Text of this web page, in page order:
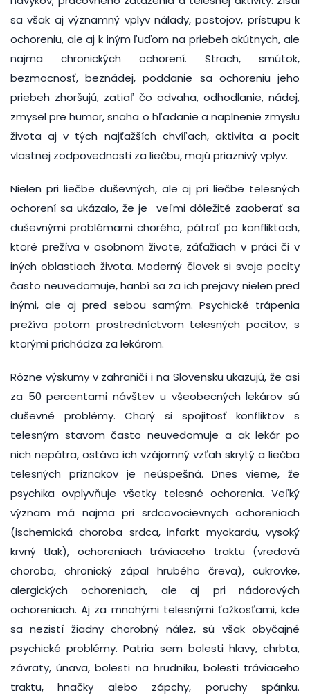
sa však aj významný vplyv nálady, postojov, prístupu k
ochoreniu, ale aj k iným ľuďom na priebeh akútnych, ale
najmä chronických ochorení. Strach, smútok,
bezmocnosť, beznádej, poddanie sa ochoreniu jeho
priebeh zhoršujú, zatiaľ čo odvaha, odhodlanie, nádej,
zmysel pre humor, snaha o hľadanie a naplnenie zmyslu
života aj v tých najťažších chvíľach, aktivita a pocit
vlastnej zodpovednosti za liečbu, majú priaznivý vplyv.
Nielen pri liečbe duševných, ale aj pri liečbe telesných
ochorení sa ukázalo, že je veľmi dôležité zaoberať sa
duševnými problémami chorého, pátrať po konfliktoch,
ktoré prežíva v osobnom živote, záťažiach v práci či v
iných oblastiach života. Moderný človek si svoje pocity
často neuvedomuje, hanbí sa za ich prejavy nielen pred
inými, ale aj pred sebou samým. Psychické trápenia
prežíva potom prostredníctvom telesných pocitov, s
ktorými prichádza za lekárom.
Rôzne výskumy v zahraničí i na Slovensku ukazujú, že asi
za 50 percentami návštev u všeobecných lekárov sú
duševné problémy. Chorý si spojitosť konfliktov s
telesným stavom často neuvedomuje a ak lekár po
nich nepátra, ostáva ich vzájomný vzťah skrytý a liečba
telesných príznakov je neúspešná. Dnes vieme, že
psychika ovplyvňuje všetky telesné ochorenia. Veľký
význam má najmä pri srdcovocievnych ochoreniach
(ischemická choroba srdca, infarkt myokardu, vysoký
krvný tlak), ochoreniach tráviaceho traktu (vredová
choroba, chronický zápal hrubého čreva), cukrovke,
alergických ochoreniach, ale aj pri nádorových
ochoreniach. Aj za mnohými telesnými ťažkosťami, kde
sa nezistí žiadny chorobný nález, sú však obyčajné
psychické problémy. Patria sem bolesti hlavy, chrbta,
závraty, únava, bolesti na hrudníku, bolesti tráviaceho
traktu, hnačky alebo zápchy, poruchy spánku.